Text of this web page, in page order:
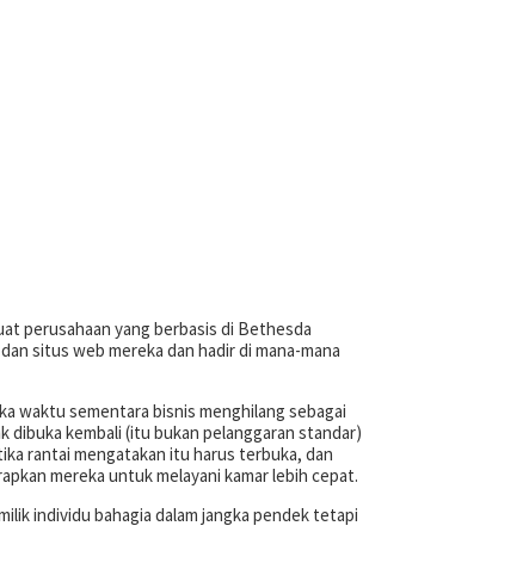
perusahaan yang berbasis di Bethesda
situs web mereka dan hadir di mana-mana
waktu sementara bisnis menghilang sebagai
dibuka kembali (itu bukan pelanggaran standar)
rantai mengatakan itu harus terbuka, dan
mereka untuk melayani kamar lebih cepat.
individu bahagia dalam jangka pendek tetapi